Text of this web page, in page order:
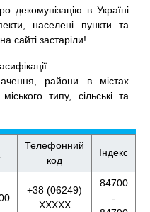
декомунізацію в Україні
населені пункти та
сайті застаріли!
райони в містах
типу, сільські та
Телефонний
код
Індекс
+38 (06249)
XXXXX
84700
-